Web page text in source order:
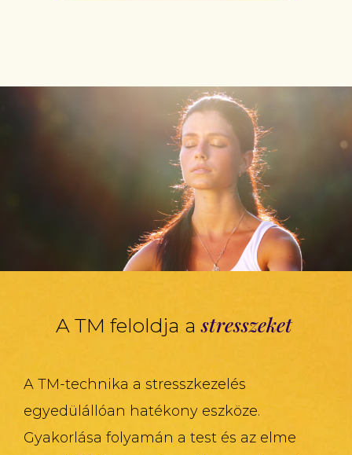
A TM feloldja astresszeket
A TM-technika a stresszkezelés
egyedülállóan hatékony eszköze.
Gyakorlása folyamán a test és az elme